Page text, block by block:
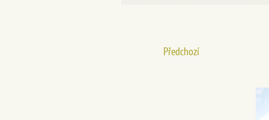
Předchozí